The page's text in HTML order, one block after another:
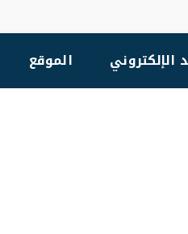
الإلكتروني الموقع